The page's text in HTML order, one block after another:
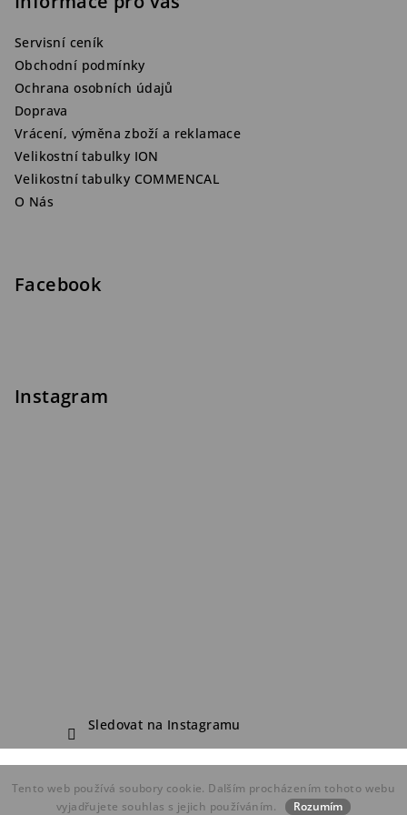
Tento web používá soubory cookie. Dalším procházením tohoto webu
vyjadřujete souhlas s jejich používáním.
Rozumím
Servisní ceník
Obchodní podmínky
Ochrana osobních údajů
Doprava
Vrácení, výměna zboží a reklamace
Velikostní tabulky ION
Velikostní tabulky COMMENCAL
O Nás
Facebook
Instagram
Sledovat na Instagramu
Copyright 2026FDF Bike Shop. Všechna práva vyhrazena.
Vytvořil Shoptet